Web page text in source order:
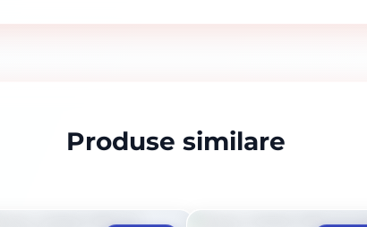
Produse similare